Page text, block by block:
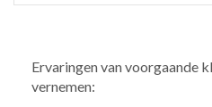
Ervaringen van voorgaande
vernemen: